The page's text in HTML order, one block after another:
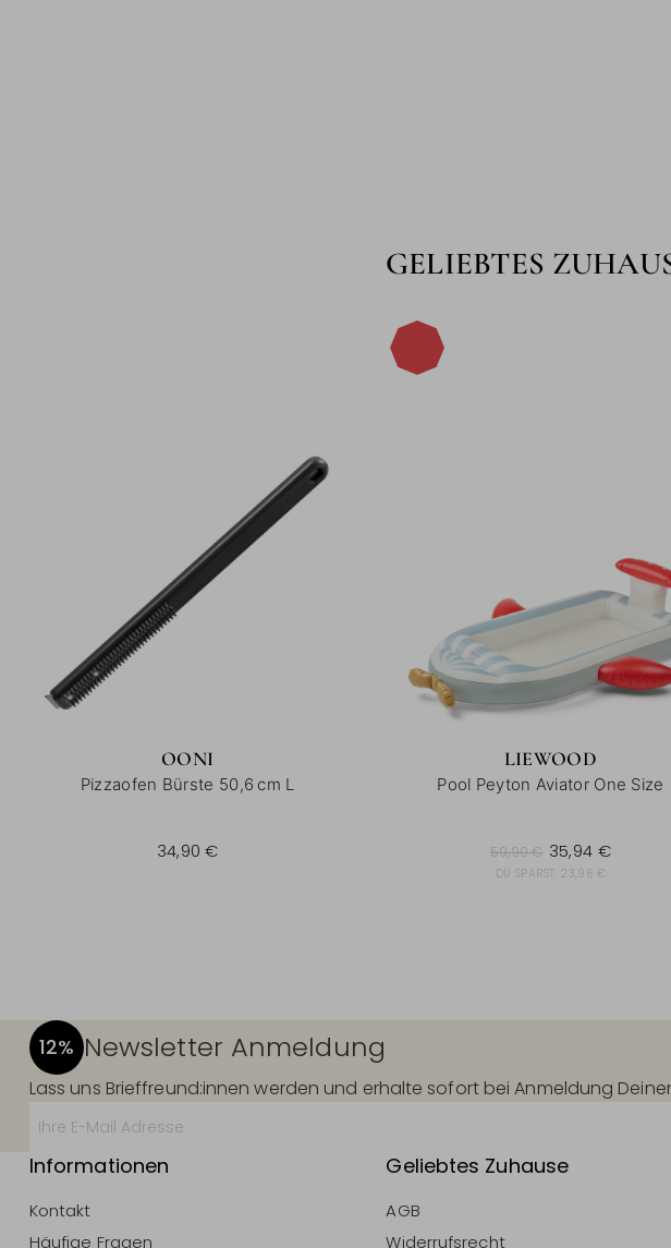
GELIEBTES
OONI
Pizzaofen Bürste 50,6 cm L
34,90 €
LIEWOOD
Pool Peyton Aviator One Size
59,90 € 35,94 €
DU SPARST:23,96 €
12% Newsletter Anmeldung
Lass uns Brieffreund:innen werden und erhalte sofort bei Anmeldung
Informationen
Kontakt
Häufige Fragen
Geliebtes Zuhause
AGB
Widerrufsrecht